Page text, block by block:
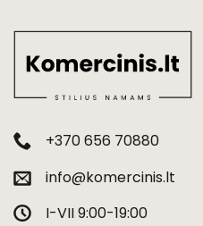
+370 656 70880
info@komercinis.lt
I-VII 9:00-19:00